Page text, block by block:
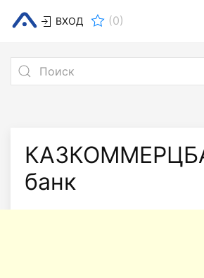
ВХОД (0)
банк